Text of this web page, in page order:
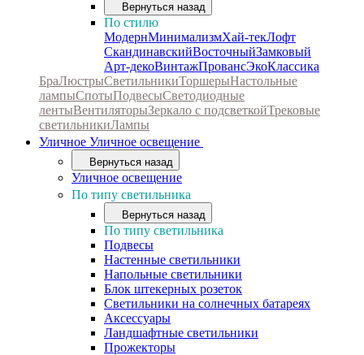
Вернуться назад
По стилю
МодернМинимализмХай-текЛофт
СкандинавскийВосточныйЗамковый
Арт-декоВинтажПровансЭкоКлассика
БраЛюстрыСветильникиТоршерыНастольные
лампыСпотыПодвесыСветодиодные
лентыВентиляторыЗеркало с подсветкойТрековые
светильникиЛампы
Уличное Уличное освещение
Вернуться назад
Уличное освещение
По типу светильника
Вернуться назад
По типу светильника
Подвесы
Настенные светильники
Напольные светильники
Блок штекерных розеток
Светильники на солнечных батареях
Аксессуары
Ландшафтные светильники
Прожекторы